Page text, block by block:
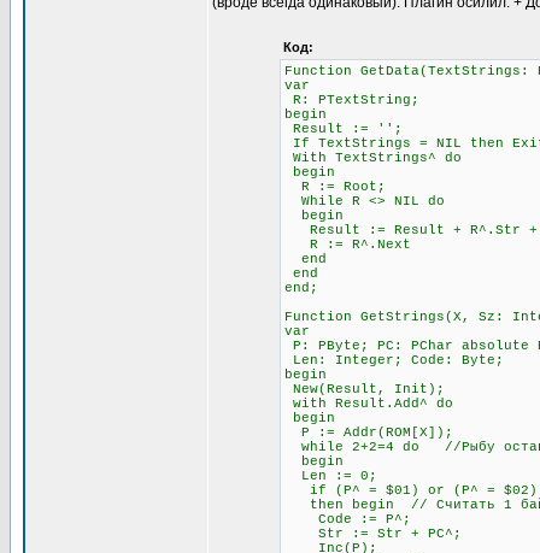
Код:
Function
var
R: PTextString;
begin
Result := '';
If TextStrings = NIL then
With TextStrings^ do
begin
R := Root;
While R <> NIL do
begin
Result := Result + R^.Str +
R := R^.Next
end
end
end;
Function GetStrings(X, Sz:
var
P: PByte; PC: PChar absolute
Len: Integer; Code: Byte;
begin
New(Result, Init);
with Result.Add^ do
begin
P := Addr(ROM[X]);
while 2+2=4 do //Рыбу
begin
Len := 0;
if (P^ = $01) or (P^ = $02)
then begin // Считать 1
Code := P^;
Str := Str + PC^;
Inc(P);